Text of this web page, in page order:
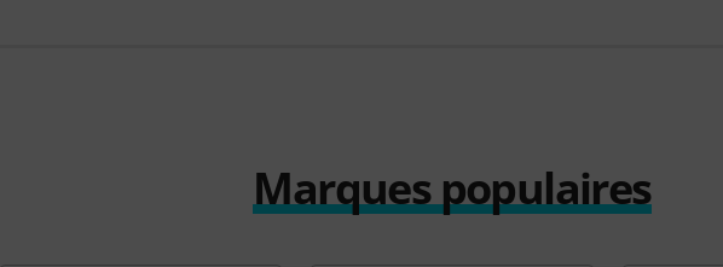
Marques populaires